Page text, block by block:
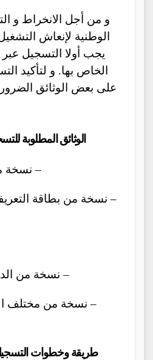
و من أجل الانخراط و
الوطنية لإنعاش
يجب أولا التسجيل عبر
الخاص بها. و لتأكيد
على بعض الوثائق
الوثائق المطلوبة
– نسخة
– نسخة من بطاقة
– نسخة من
– نسخة من مختلف